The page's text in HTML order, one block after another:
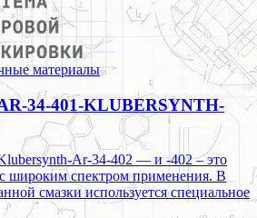
материалы
34-401-KLUBERSYNTH-
Ar-34-402 — и -402 – это
с широким спектром применения. В
смазки используется специальное